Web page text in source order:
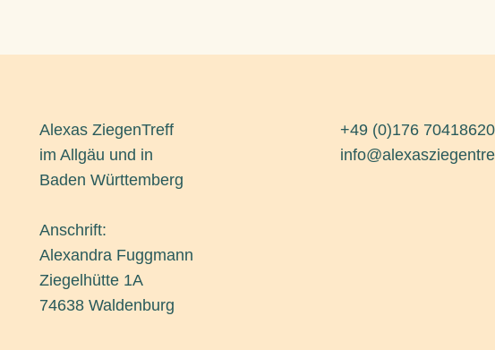
Alexas ZiegenTreff
im Allgäu und in
Baden Württemberg
Anschrift:
Alexandra Fuggmann
Ziegelhütte 1A
74638 Waldenburg
+49 (0)176 70418620